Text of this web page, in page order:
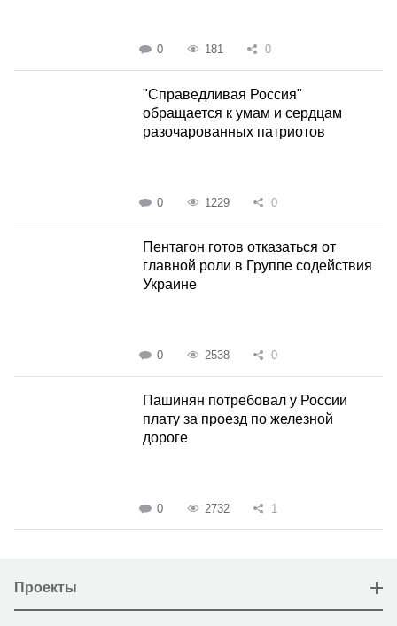
0 181 0
"Справедливая Россия"
обращается к умам и сердцам
разочарованных патриотов
0 1229 0
Пентагон готов отказаться от
главной роли в Группе содействия
Украине
0 2538 0
Пашинян потребовал у России
плату за проезд по железной
дороге
0 2732 1
Проекты